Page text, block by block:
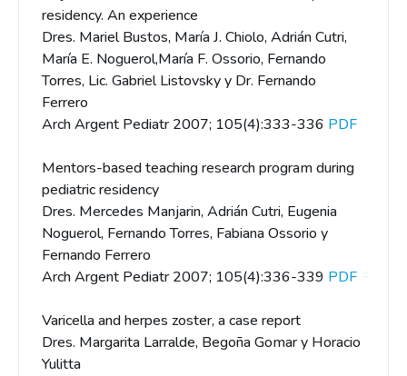
residency. An experience
Dres. Mariel Bustos, María J. Chiolo, Adrián Cutri,
María E. Noguerol,María F. Ossorio, Fernando
Torres, Lic. Gabriel Listovsky y Dr. Fernando
Ferrero
Arch Argent Pediatr 2007; 105(4):333-336 PDF
Mentors-based teaching research program during
pediatric residency
Dres. Mercedes Manjarin, Adrián Cutri, Eugenia
Noguerol, Fernando Torres, Fabiana Ossorio y
Fernando Ferrero
Arch Argent Pediatr 2007; 105(4):336-339 PDF
Varicella and herpes zoster, a case report
Dres. Margarita Larralde, Begoña Gomar y Horacio
Yulitta